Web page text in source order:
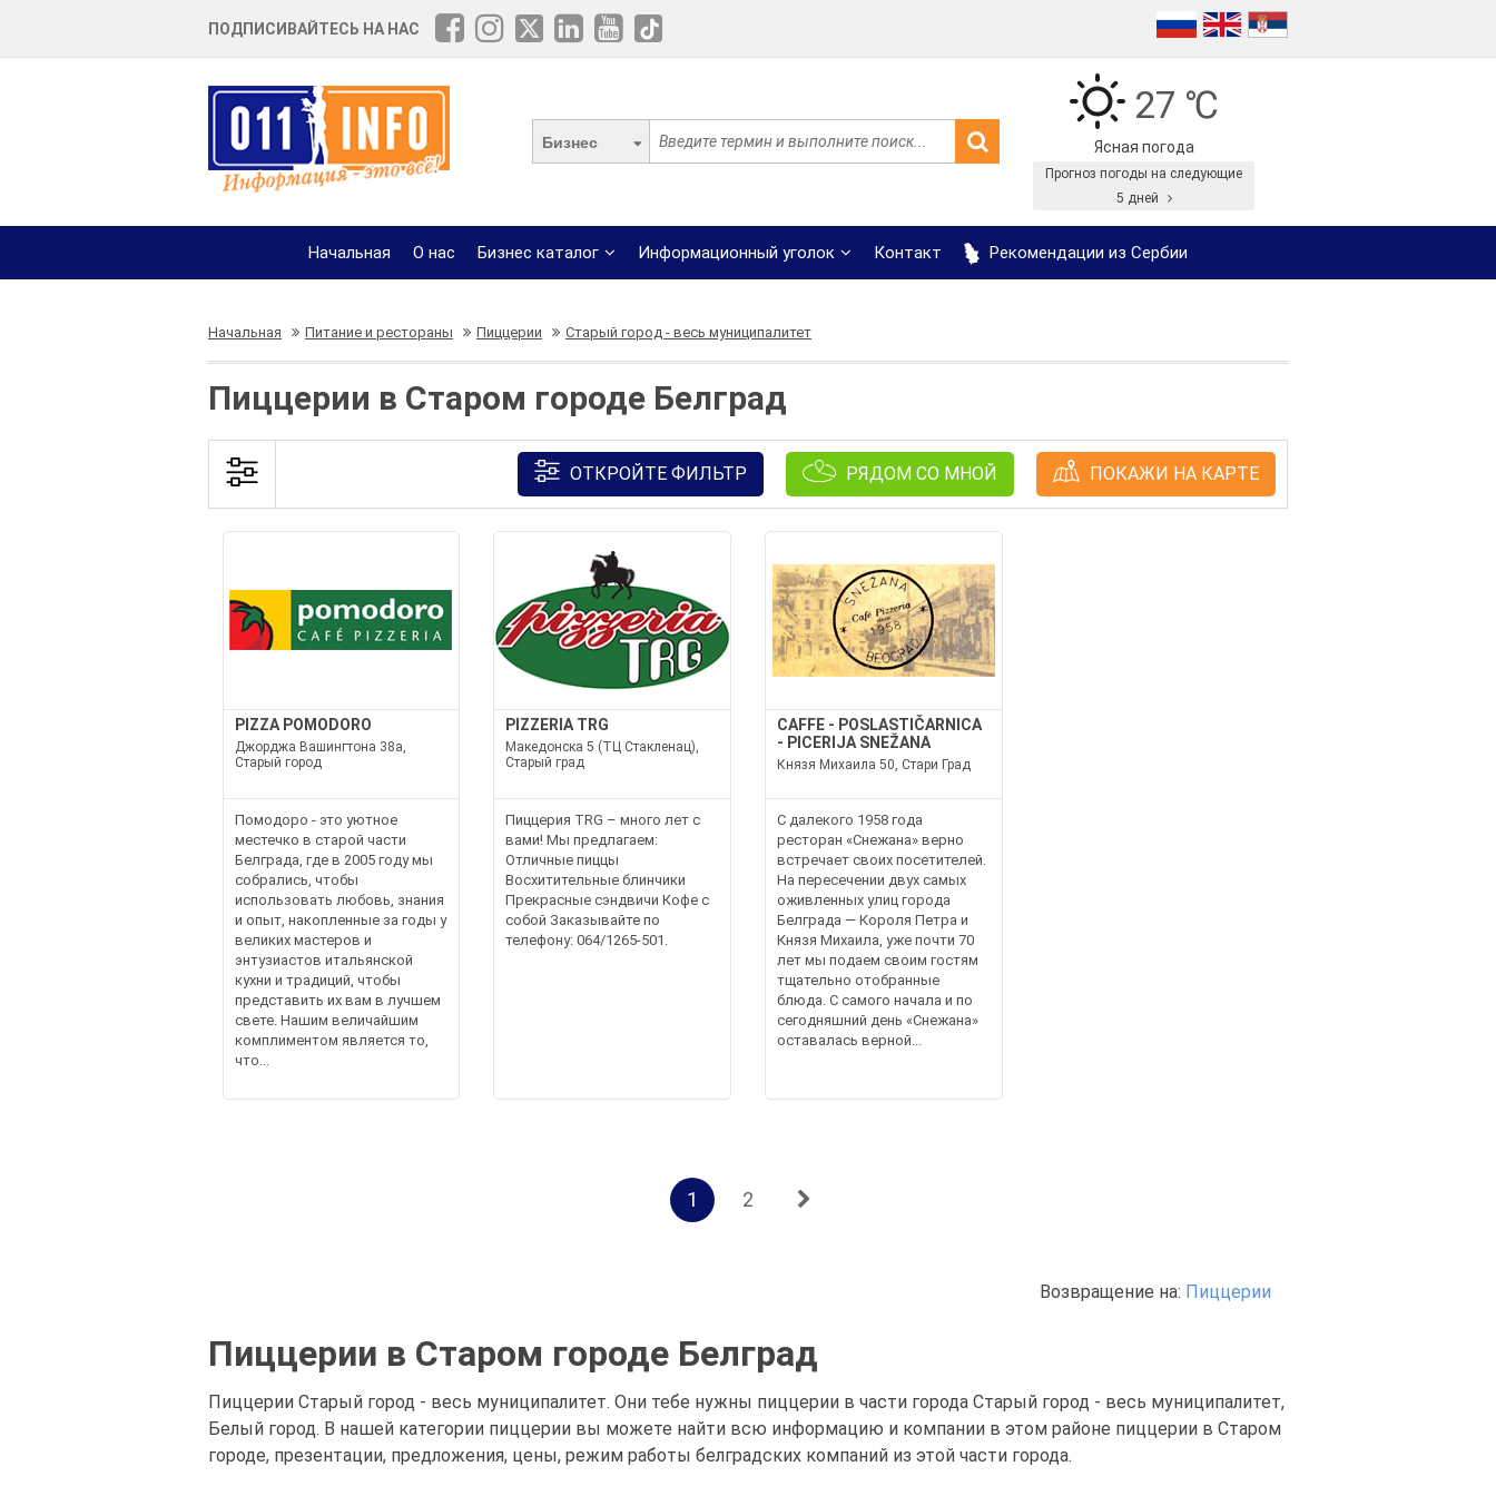
ПОДПИСИВАЙТЕСЬ НА НАС
Бизнес
27 ℃
Ясная погода
Прогноз погоды на следующие
5 дней
Начальная О нас Бизнес каталог Информационный уголок Контакт Рекомендации из Сербии
Начальная Питание и рестораны Пиццерии Старый город - весь муниципалитет
Пиццерии в Старом городе Белград
ОТКРОЙТЕ ФИЛЬТР РЯДОМ СО МНОЙ ПОКАЖИ НА КАРТЕ
PIZZA POMODORO
Джорджа Вашингтона 38а,
Старый город
Помодоро - это уютное
местечко в старой части
Белграда, где в 2005 году мы
собрались, чтобы
использовать любовь, знания
и опыт, накопленные за годы у
великих мастеров и
энтузиастов итальянской
кухни и традиций, чтобы
представить их вам в лучшем
свете. Нашим величайшим
комплиментом является то,
что...
PIZZERIA TRG
Македонска 5 (ТЦ Стакленац),
Старый град
Пиццерия TRG – много лет с
вами! Мы предлагаем:
Отличные пиццы
Восхитительные блинчики
Прекрасные сэндвичи Кофе с
собой Заказывайте по
телефону: 064/1265-501.
CAFFE - POSLASTIČARNICA
- PICERIJA SNEŽANA
Князя Михаила 50, Стари Град
С далекого 1958 года
ресторан «Снежана» верно
встречает своих посетителей.
На пересечении двух самых
оживленных улиц города
Белграда — Короля Петра и
Князя Михаила, уже почти 70
лет мы подаем своим гостям
тщательно отобранные
блюда. С самого начала и по
сегодняшний день «Снежана»
оставалась верной...
1 2
Возвращение на: Пиццерии
Пиццерии в Старом городе Белград
Пиццерии Старый город - весь муниципалитет. Они тебе нужны пиццерии в части города Старый город - весь муниципалитет,
Белый город. В нашей категории пиццерии вы можете найти всю информацию и компании в этом районе пиццерии в Старом
городе, презентации, предложения, цены, режим работы белградских компаний из этой части города.